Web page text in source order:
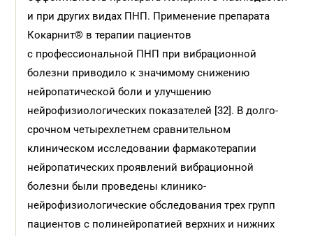
и при других видах ПНП. Применение препарата
Кокарнит® в терапии пациентов
с профессиональной ПНП при вибрационной
болезни приводило к значимому снижению
нейропатической боли и улучшению
нейрофизиологических показателей [32]. В долго­
срочном четырехлетнем сравнительном
клиническом исследовании фармакотерапии
нейропатических проявлений вибрационной
болезни были проведены клинико-
нейрофизиологические обследования трех групп
пациентов с полинейропатией верхних и нижних